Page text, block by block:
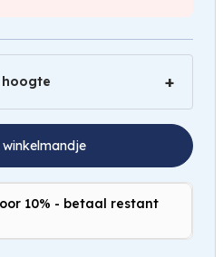
hoogte
10% - betaal restant